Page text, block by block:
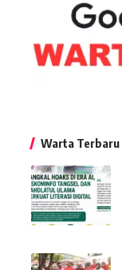
Warta Terbaru